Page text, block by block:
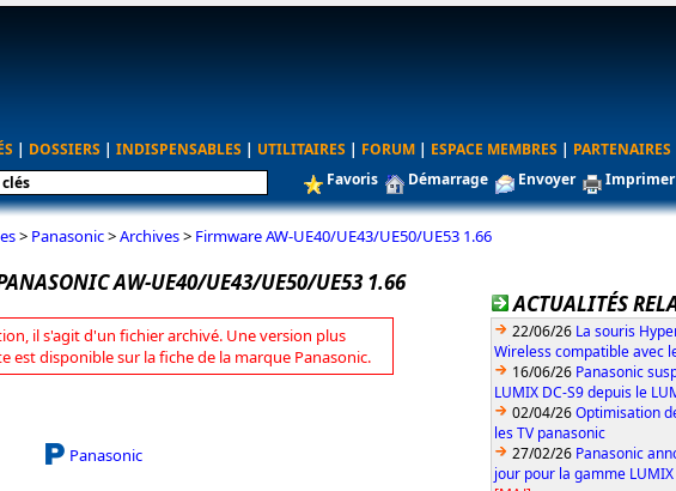
| DOSSIERS | INDISPENSABLES | UTILITAIRES | FORUM | ESPACE MEMBRES | PARTENAIRES
Favoris Démarrage Envoyer Imprimer
> Panasonic>Archives> Firmware AW-UE40/UE43/UE50/UE53 1.66
AW-UE40/UE43/UE50/UE53 1.66
il s'agit d'un fichier archivé. Une version plus
est disponible sur la fiche de la marque Panasonic.
Panasonic
ACTUALITÉS
22/06/26 La souris
Wireless compatible avec
16/06/26 Panasonic
LUMIX DC-S9 depuis le
02/04/26Optimisation
les TV panasonic
27/02/26 Panasonic
jour pour la gamme